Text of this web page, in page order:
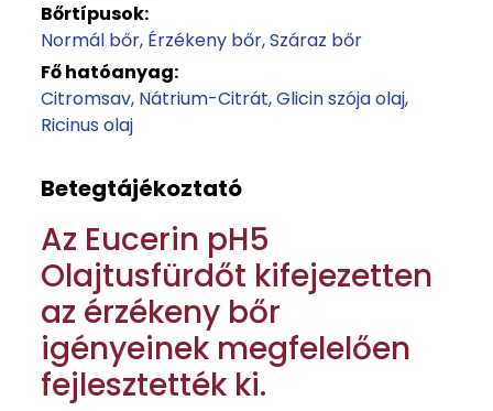
Bőrtípusok:
Normál bőr Érzékeny bőr Száraz bőr
Fő hatóanyag:
Citromsav Nátrium-Citrát Glicin szója olaj
Ricinus olaj
Betegtájékoztató
Az Eucerin pH5
Olajtusfürdőt kifejezetten
az érzékeny bőr
igényeinek megfelelően
fejlesztették ki.